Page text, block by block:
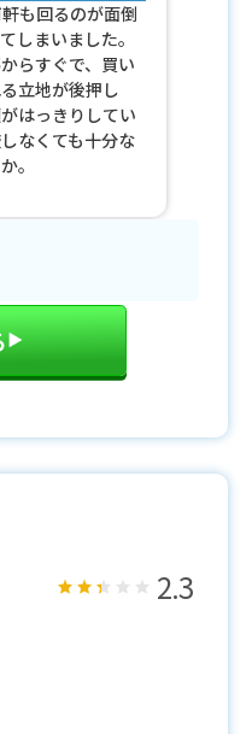
も回るのが面倒
しまいました。
らすぐで、買い
立地が後押し
はっきりしてい
なくても十分な
。
▶︎
2.3